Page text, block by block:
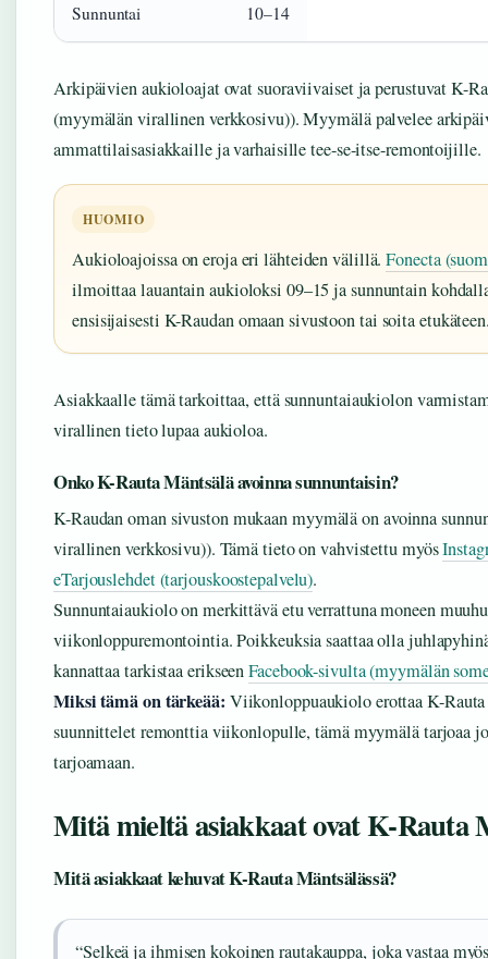
Sunnuntai 10–14
Arkipäivien aukioloajat ovat suoraviivaiset ja perustuvat K-
(myymälän virallinen verkkosivu)). Myymälä palvelee
ammattilaisasiakkaille ja varhaisille tee-se-itse-remontoijille.
HUOMIO
Aukioloajoissa on eroja eri lähteiden välillä.Fonecta
ilmoittaa lauantain aukioloksi 09–15 ja sunnuntain
ensisijaisesti K-Raudan omaan sivustoon tai soita
Asiakkaalle tämä tarkoittaa, että sunnuntaiaukiolon
virallinen tieto lupaa aukioloa.
Onko K-Rauta Mäntsälä avoinna sunnuntaisin?
K-Raudan oman sivuston mukaan myymälä on avoinna
virallinen verkkosivu)). Tämä tieto on vahvistettu myös
eTarjouslehdet (tarjouskoostepalvelu).
Sunnuntaiaukiolo on merkittävä etu verrattuna moneen
viikonloppuremontointia. Poikkeuksia saattaa olla
kannattaa tarkistaa erikseenFacebook-sivulta (myymälän
Miksi tämä on tärkeää: Viikonloppuaukiolo erottaa K-
suunnittelet remonttia viikonlopulle, tämä myymälä tarjoaa
tarjoamaan.
Mitä mieltä asiakkaat ovat K-Rauta
Mitä asiakkaat kehuvat K-Rauta Mäntsälässä?
“Selkeä ja ihmisen kokoinen rautakauppa, joka vastaa